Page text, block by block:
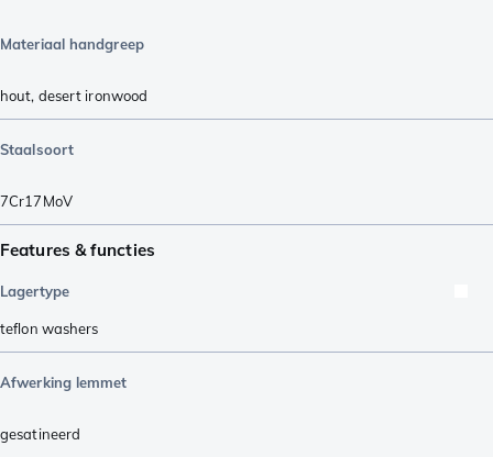
Materiaal handgreep
hout, desert ironwood
Staalsoort
7Cr17MoV
Features & functies
Lagertype
teflon washers
Afwerking lemmet
gesatineerd